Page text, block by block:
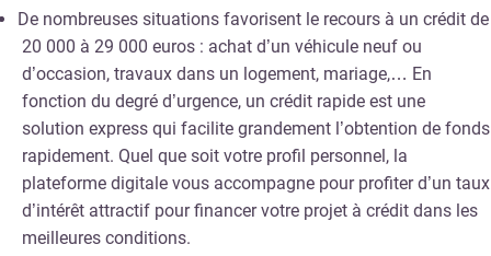
De nombreuses situations favorisent le recours à un crédit de
20 000 à 29 000 euros : achat d’un véhicule neuf ou
d’occasion, travaux dans un logement, mariage,… En
fonction du degré d’urgence, un crédit rapide est une
solution express qui facilite grandement l’obtention de fonds
rapidement. Quel que soit votre profil personnel, la
plateforme digitale vous accompagne pour profiter d’un taux
d’intérêt attractif pour financer votre projet à crédit dans les
meilleures conditions.